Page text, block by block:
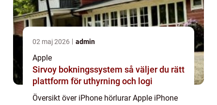
02 maj 2026 admin
Apple
Sirvoy bokningssystem så väljer du rätt
plattform för uthyrning och logi
Översikt över iPhone hörlurar Apple iPhone